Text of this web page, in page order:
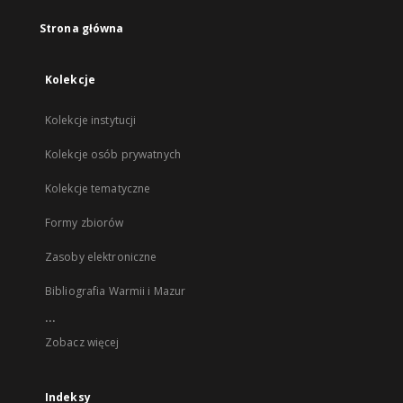
Strona główna
Kolekcje
Kolekcje instytucji
Kolekcje osób prywatnych
Kolekcje tematyczne
Formy zbiorów
Zasoby elektroniczne
Bibliografia Warmii i Mazur
...
Zobacz więcej
Indeksy